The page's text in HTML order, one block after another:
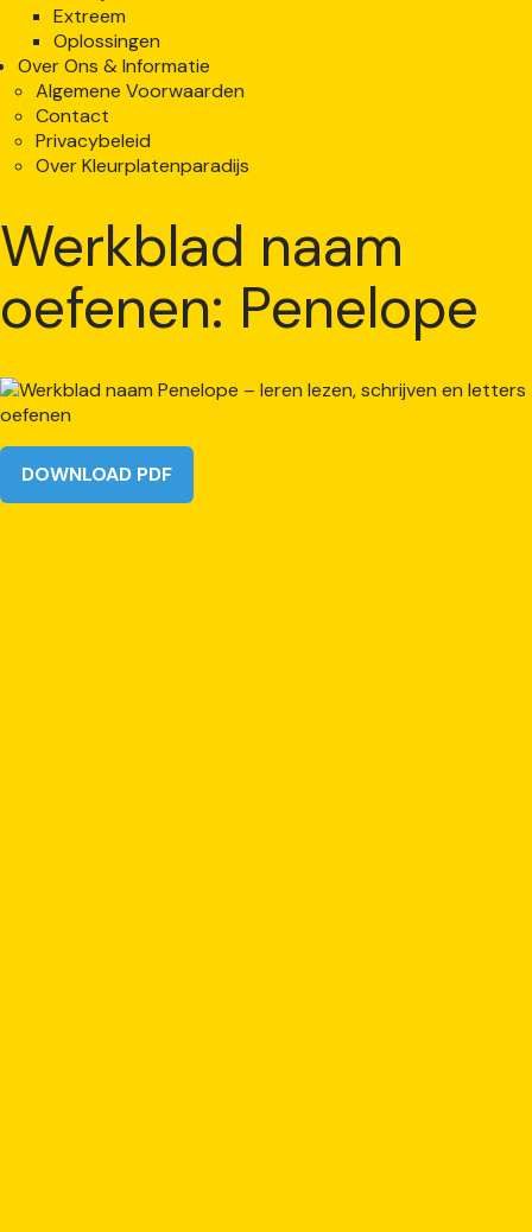
Extreem
Oplossingen
Over Ons & Informatie
Algemene Voorwaarden
Contact
Privacybeleid
Over Kleurplatenparadijs
Werkblad naam
oefenen: Penelope
DOWNLOAD PDF